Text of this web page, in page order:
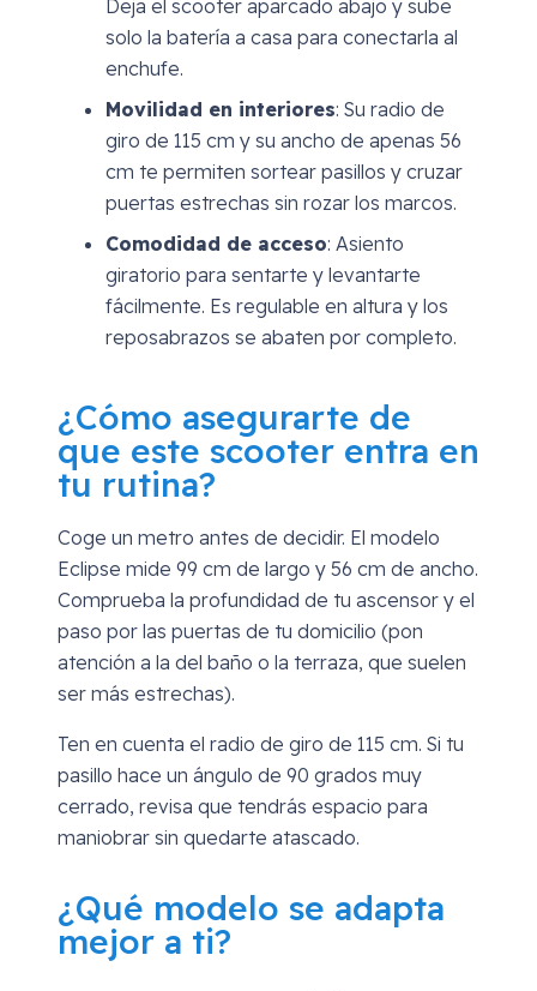
Deja el scooter aparcado abajo y sube
solo la batería a casa para conectarla al
enchufe.
Movilidad en interiores: Su radio de
giro de 115 cm y su ancho de apenas 56
cm te permiten sortear pasillos y cruzar
puertas estrechas sin rozar los marcos.
Comodidad de acceso: Asiento
giratorio para sentarte y levantarte
fácilmente. Es regulable en altura y los
reposabrazos se abaten por completo.
¿Cómo asegurarte de
que este scooter entra en
tu rutina?
Coge un metro antes de decidir. El modelo
Eclipse mide 99 cm de largo y 56 cm de ancho.
Comprueba la profundidad de tu ascensor y el
paso por las puertas de tu domicilio (pon
atención a la del baño o la terraza, que suelen
ser más estrechas).
Ten en cuenta el radio de giro de 115 cm. Si tu
pasillo hace un ángulo de 90 grados muy
cerrado, revisa que tendrás espacio para
maniobrar sin quedarte atascado.
¿Qué modelo se adapta
mejor a ti?